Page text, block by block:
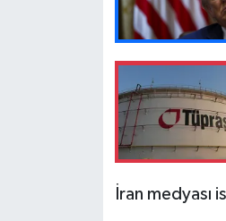
İran medyası